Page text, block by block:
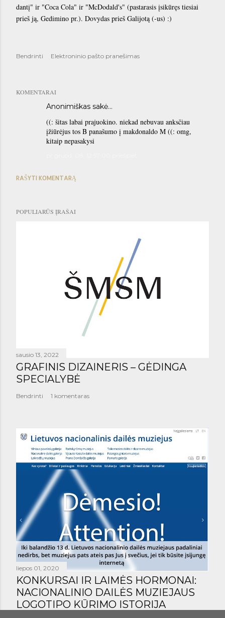
dantį" ir "Coca Cola" ir "McDodald's" (pastarasis įsikūręs tiesiai
prieš ją, Gedimino pr.). Dovydas prieš Galijotą (-us) :)
Bendrinti Elektroninio pašto pranešimas
KOMENTARAI
Anonimiškas sakė…
((: šitas labai prajuokino. niekad nebuvau anksčiau
įžiūrėjus tos B panašumo į makdonaldo M ((: omg,
kitaip nepasakysi
RAŠYTI KOMENTARĄ
POPULIARŪS ĮRAŠAI
sausio 13, 2022
GRAFINIS DIZAINERIS – GĖDINGA
SPECIALYBĖ
Bendrinti 1 komentaras
liepos 01, 2020
KONKURSAI IR LAIMĖS HORMONAI:
NACIONALINIO DAILĖS MUZIEJAUS
LOGOTIPO KŪRIMO ISTORIJA